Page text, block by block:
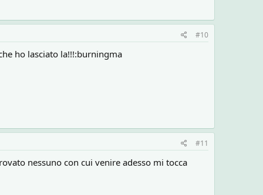
#10
ho lasciato la!!!:burningma
#11
nessuno con cui venire adesso mi tocca